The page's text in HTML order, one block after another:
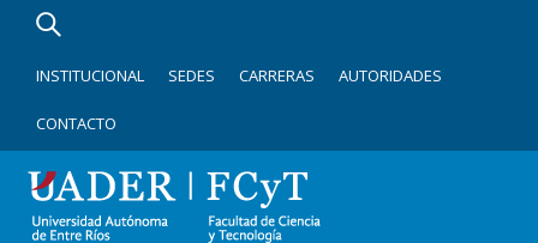
INSTITUCIONAL SEDES CARRERAS AUTORIDADES
CONTACTO